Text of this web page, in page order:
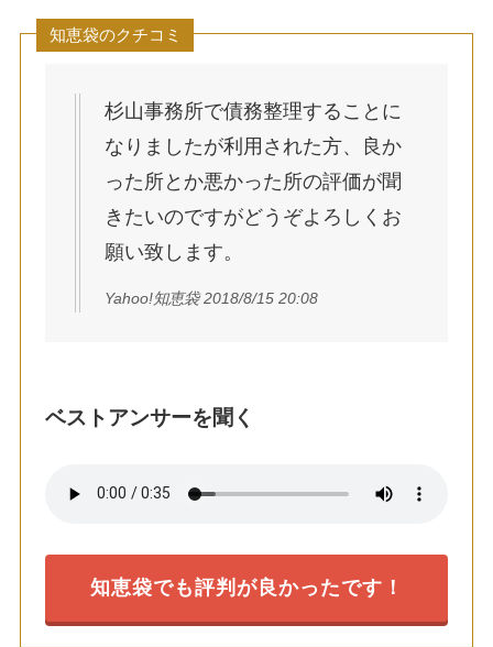
知恵袋のクチコミ
杉山事務所で債務整理することに
なりましたが利用された方、良か
った所とか悪かった所の評価が聞
きたいのですがどうぞよろしくお
願い致します。
Yahoo!知恵袋 2018/8/15 20:08
ベストアンサーを聞く
知恵袋でも評判が良かったです！